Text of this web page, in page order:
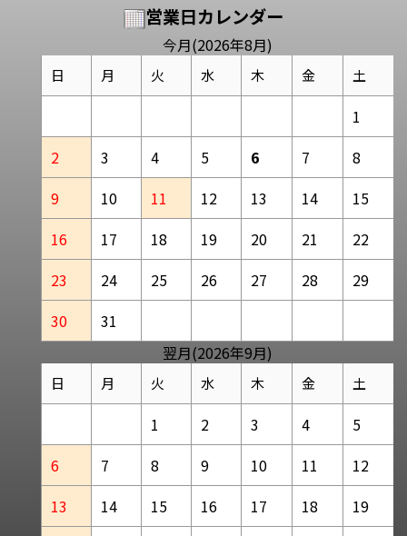
営業日カレンダー
今月(2026年8月)
日 月 火 水 木 金 土
1
2
3 4 5 6 7
8
9
10 11 12 13 14
15
16
17 18 19 20 21
22
23
24 25 26 27 28
29
30
31
翌月(2026年9月)
日 月 火 水 木 金 土
1 2 3 4
5
6
7 8 9 10 11
12
13
14 15 16 17 18
19